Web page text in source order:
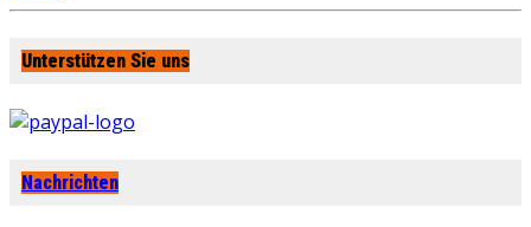
Unterstützen Sie uns
Nachrichten